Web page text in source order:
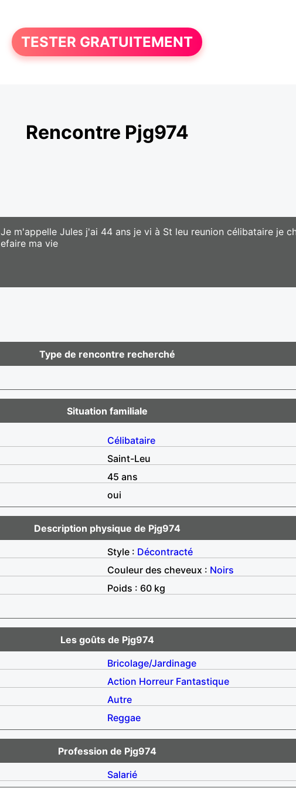
TESTER GRATUITEMENT
Rencontre Pjg974
Je m'appelle Jules j'ai 44 ans je vi à St leu reunion célibataire je
efaire ma vie
Type de rencontre recherché
Situation familiale
Célibataire
Saint-Leu
45 ans
oui
Description physique de Pjg974
Style : Décontracté
Couleur des cheveux : Noirs
Poids : 60 kg
Les goûts de Pjg974
Bricolage/Jardinage
Action Horreur Fantastique
Autre
Reggae
Profession de Pjg974
Salarié